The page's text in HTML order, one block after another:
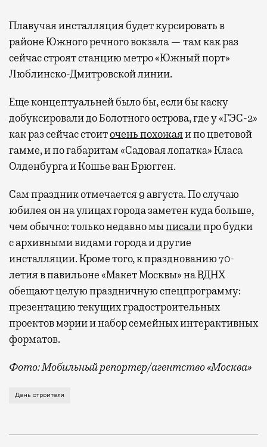
Современный путешественник часто берет
с собой не только чемодан, но и ноутбук.
А ожидание рейса все чаще превращается
спокойно закончить дела или спланировать
активности в путешествии, например
забронировать нужные билеты и рестораны.
Бизнес-зал становится местом, где можно
провести переговоры, поработать или просто
выпить кофе, наблюдая сквозь панорамные
окна за тем, как взлетают и садятся
самолеты. В Москве нет недостатка
несколько — в разных зонах воздушных
Лаунжи доступны на Ленинградском,
Плавучая инсталляция будет курсировать в
районе Южного речного вокзала — там как раз
сейчас строят станцию метро «Южный порт»
Люблинско-Дмитровской линии.
Еще концептуальней было бы, если бы каску
добуксировали до Болотного острова, где у «ГЭС-2»
как раз сейчас стоиточень похожаяи по цветовой
гамме, и по габаритам «Садовая лопатка» Класа
Олденбурга и Кошье ван Брюгген.
Сам праздник отмечается 9 августа. По случаю
юбилея он на улицах города заметен куда больше,
чем обычно: только недавно мыписалипро будки
с архивными видами города и другие
инсталляции. Кроме того, к празднованию 70-
летия в павильоне «Макет Москвы» на ВДНХ
обещают целую праздничную спецпрограмму:
презентацию текущих градостроительных
проектов мэрии и набор семейных интерактивных
форматов.
Фото: Мобильный репортер/агентство «Москва»
Это каска в фирменных цветах департамента
День строителя